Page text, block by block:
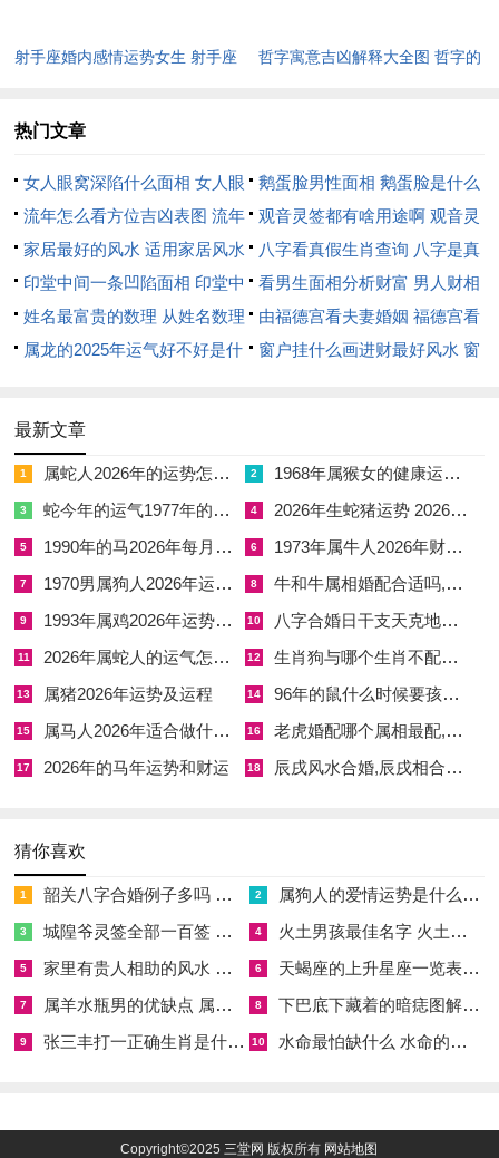
☑牛和牛属相婚配合适吗,牛与牛属相婚配相克吗
☑
射手座婚内感情运势女生 射手座
哲字寓意吉凶解释大全图 哲字的
热门文章
女人眼窝深陷什么面相 女人眼
窝深陷是短命相吗
鹅蛋脸男性面相 鹅蛋脸是什么
脸型男性
流年怎么看方位吉凶表图 流年
位置怎么看
观音灵签都有啥用途啊 观音灵
签全部签签词
家居最好的风水 适用家居风水
八字看真假生肖查询 八字是真
还是假
印堂中间一条凹陷面相 印堂中
间有条线沟好不好
看男生面相分析财富 男人财相
从哪里看
姓名最富贵的数理 从姓名数理
看富豪
由福德宫看夫妻婚姻 福德宫看
配偶生肖
属龙的2025年运气好不好是什
2025年属龙人的全年运势
窗户挂什么画进财最好风水 窗
最新文章
1 属蛇人2026年的运势怎么样 2 1968年属猴女的健康运势2026
3 蛇今年的运气1977年的蛇多大 4 2026年生蛇猪运势 2026年属蛇猪人的全年运势如何
5 1990年的马2026年每月运势 1990年属马2026年运势每月运势 6 1973年属牛人2026年财运如何
7 1970男属狗人2026年运势 1970年属狗男2026年运势完整版 8 牛和牛属相婚配合适吗,牛与牛属相婚配相克吗
9 1993年属鸡2026年运势及运程 10 八字合婚日干支天克地冲,日干天克地冲的两个人可以在一起吗
11 2026年属蛇人的运气怎么样 12 生肖狗与哪个生肖不配对,生肖狗与哪个生肖不配对好
13 属猪2026年运势及运程 14 96年的鼠什么时候要孩子好,96年属鼠最佳生育年龄
15 属马人2026年适合做什么生意赚钱 16 老虎婚配哪个属相最配,老虎的婚配和克星
17 2026年的马年运势和财运 18 辰戌风水合婚,辰戌相合会怎样
猜你喜欢
1 韶关八字合婚例子多吗 韶关八字测风水 2 属狗人的爱情运势是什么意思 属狗的人爱情观
3 城隍爷灵签全部一百签 城隍爷灵签解签大全 4 火土男孩最佳名字 火土属性的字男孩名字有哪些
5 家里有贵人相助的风水 家里有贵人是什么意思 6 天蝎座的上升星座一览表 天蝎座的上升星座查询
7 属羊水瓶男的优缺点 属羊水瓶座男生性格爱情观 8 下巴底下藏着的暗痣图解 下巴尖底下有痣代表什么
9 张三丰打一正确生肖是什么意思 张三丰是指什么生肖 10 水命最怕缺什么 水命的人忌什么
Copyright©2025 三堂网 版权所有 网站地图